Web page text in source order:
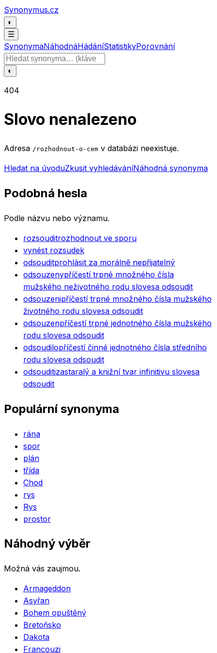
Přeskočit na obsah
Synonymus.cz
◐
☰
SynonymaNáhodnáHádáníStatistikyPorovnání
Hledat slovo
◐
404
Slovo nenalezeno
Adresa /rozhodnout-o-cem v databázi neexistuje.
Hledat na úvoduZkusit vyhledáváníNáhodná synonyma
Podobná hesla
Podle názvu nebo významu.
rozsouditrozhodnout ve sporu
vynést rozsudek
odsouditprohlásit za morálně nepřijatelný
odsouzenypříčestí trpné množného čísla
mužského neživotného rodu slovesa odsoudit
odsouzenipříčestí trpné množného čísla mužského
životného rodu slovesa odsoudit
odsouzenpříčestí trpné jednotného čísla mužského
rodu slovesa odsoudit
odsoudilopříčestí činné jednotného čísla středního
rodu slovesa odsoudit
odsouditizastaralý a knižní tvar infinitivu slovesa
odsoudit
Populární synonyma
rána
spor
plán
třída
Chod
rys
Rys
prostor
Náhodný výběr
Možná vás zaujmou.
Armageddon
Asyřan
Bohem opuštěný
Bretoňsko
Dakota
Francouzi